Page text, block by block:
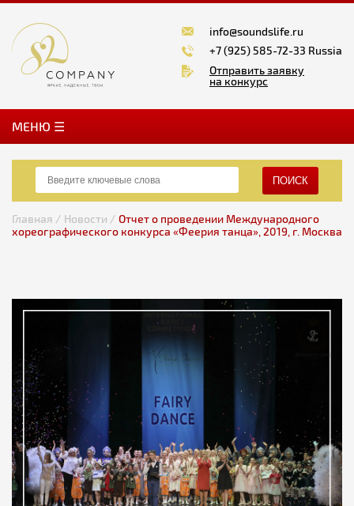
info@soundslife.ru
+7 (925) 585-72-33 Russia
Отправить заявку
на конкурс
MЕНЮ ☰
ПОИСК
Главная / Новости / Отчет о проведении Международного
хореографического конкурса «Феерия танца», 2019, г. Москва